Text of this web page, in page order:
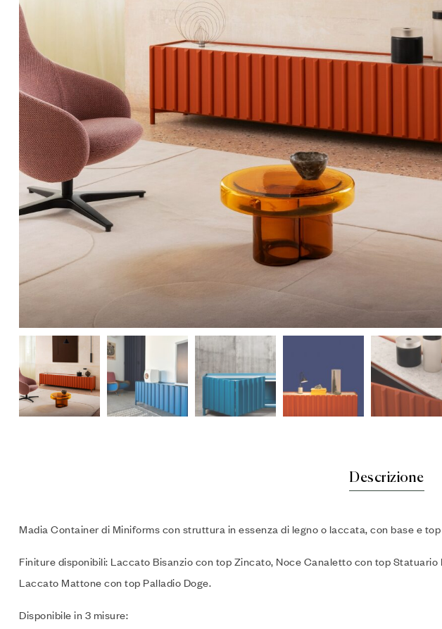
Descrizione
Madia Container di Miniforms con struttura in essenza di legno o laccata, con base e
Finiture disponibili: Laccato Bisanzio con top Zincato, Noce Canaletto con top
Laccato Mattone con top Palladio Doge.
Disponibile in 3 misure: